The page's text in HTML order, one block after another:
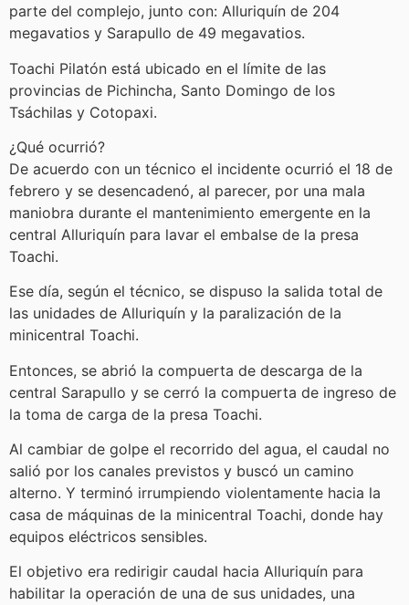
parte del complejo, junto con: Alluriquín de 204
megavatios y Sarapullo de 49 megavatios.
Toachi Pilatón está ubicado en el límite de las
provincias de Pichincha, Santo Domingo de los
Tsáchilas y Cotopaxi.
¿Qué ocurrió?
De acuerdo con un técnico el incidente ocurrió el 18 de
febrero y se desencadenó, al parecer, por una mala
maniobra durante el mantenimiento emergente en la
central Alluriquín para lavar el embalse de la presa
Toachi.
Ese día, según el técnico, se dispuso la salida total de
las unidades de Alluriquín y la paralización de la
minicentral Toachi.
Entonces, se abrió la compuerta de descarga de la
central Sarapullo y se cerró la compuerta de ingreso de
la toma de carga de la presa Toachi.
Al cambiar de golpe el recorrido del agua, el caudal no
salió por los canales previstos y buscó un camino
alterno. Y terminó irrumpiendo violentamente hacia la
casa de máquinas de la minicentral Toachi, donde hay
equipos eléctricos sensibles.
El objetivo era redirigir caudal hacia Alluriquín para
habilitar la operación de una de sus unidades, una